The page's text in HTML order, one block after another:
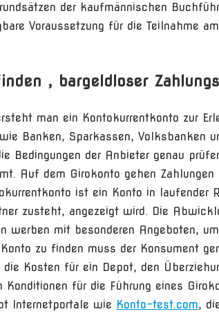
der kaufmännischen
Voraussetzung für die Teilnahme
, bargeldloser
man ein Kontokurrentkonto zur
Banken, Sparkassen, Volksbanken
Bedingungen der Anbieter genau
Auf dem Girokonto gehen
ist ein Konto in laufender
zusteht, angezeigt wird. Die
werben mit besonderen Angeboten,
zu finden muss der Konsument
die Kosten für ein Depot, den
Konditionen für die Führung eines
Internetportale wie Konto-test.com,